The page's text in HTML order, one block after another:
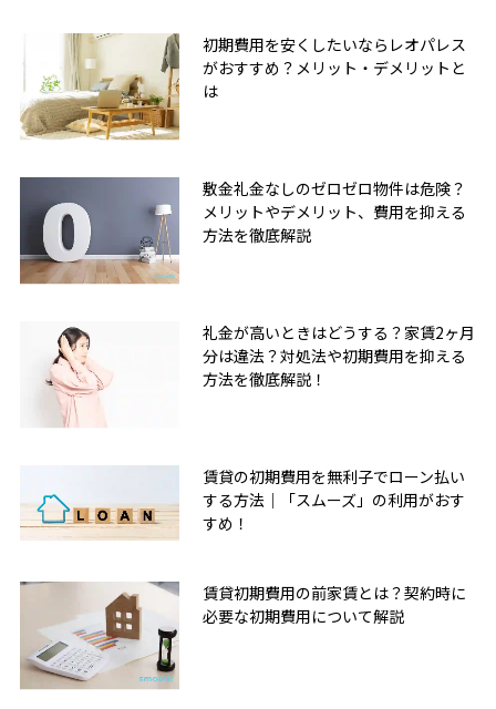
初期費用を安くしたいならレオパレス
がおすすめ？メリット・デメリットと
は
敷金礼金なしのゼロゼロ物件は危険？
メリットやデメリット、費用を抑える
方法を徹底解説
礼金が高いときはどうする？家賃2ヶ月
分は違法？対処法や初期費用を抑える
方法を徹底解説！
賃貸の初期費用を無利子でローン払い
する方法｜「スムーズ」の利用がおす
すめ！
賃貸初期費用の前家賃とは？契約時に
必要な初期費用について解説